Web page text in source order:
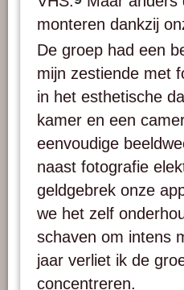
monteren dankzij
De groep had een
mijn zestiende met
in het esthetische
kamer en een
eenvoudige
naast fotografie
geldgebrek onze
we het zelf
schaven om intens
jaar verliet ik de
concentreren.